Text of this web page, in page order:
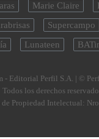
Marie Claire
Supercampo
Lunateen
- Editorial Perfil S.A. | ©
Todos los derechos
de Propiedad Intelectual: